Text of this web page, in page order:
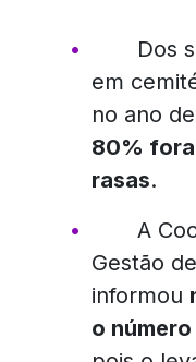
Dos
em
no ano
80%
rasas.
A
Gestão
informou
o